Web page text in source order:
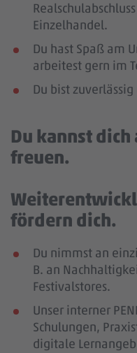
Einzelhandel.
Du hast Spaß am
arbeitest gern im
Du bist
Du kannst dich
freuen.
fördern dich.
Du nimmst an
B. an
Festivalstores.
Unser interner
Schulungen,
digitale